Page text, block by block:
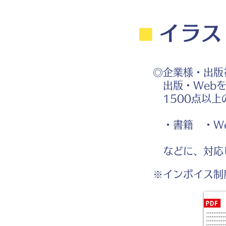
⬛︎ イラ
◎企業様・出版
出版・Webを
1500点以上
・書籍 ・
などに、対応
※インボイス制